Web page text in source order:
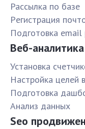
Рассылка по базе
Pегистрация
Подготовка email
Веб-аналитика
Установка
Настройка целей
Подготовка
Анализ данных
Seo